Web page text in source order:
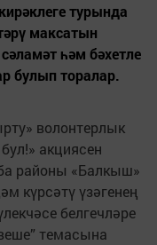
турында
максатын
һәм бәхетле
булып торалар.
волонтерлык
акциясен
районы «Балкыш»
күрсәтү үзәгенең
белгечләре
темасына